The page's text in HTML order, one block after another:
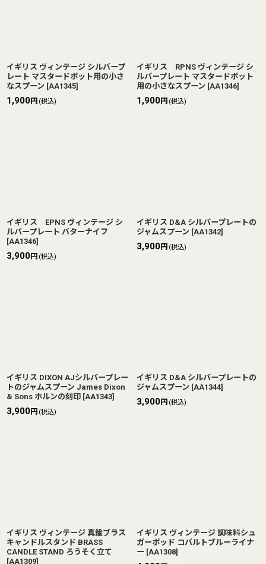
イギリス ヴィンテージ シルバープ
レート マスタードポット用の小さ
なスプーン [AA1345]
1,900円 (税込)
イギリス RPNS ヴィンテージ シ
ルバープレート マスタードポット
用の小さなスプーン [AA1346]
1,900円 (税込)
イギリス EPNS ヴィンテージ シ
ルバープレート バターナイフ
[AA1346]
3,900円 (税込)
イギリス D&A シルバープレートの
ジャムスプーン [AA1342]
3,900円 (税込)
イギリス DIXON AJシルバープレー
トのジャムスプーン James Dixon
& Sons ホルンの刻印 [AA1343]
3,900円 (税込)
イギリス D&A シルバープレートの
ジャムスプーン [AA1344]
3,900円 (税込)
イギリス ヴィンテージ 真鍮ブラス
キャンドルスタンド BRASS
CANDLE STAND ろうそく立て
[AA1309]
イギリス ヴィンテージ 調味料シュ
ガーポッド コバルトブルーライナ
ー [AA1308]